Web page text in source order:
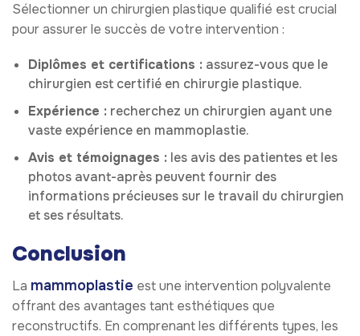
Sélectionner un chirurgien plastique qualifié est crucial
pour assurer le succès de votre intervention :
Diplômes et certifications : assurez-vous que le
chirurgien est certifié en chirurgie plastique.
Expérience : recherchez un chirurgien ayant une
vaste expérience en mammoplastie.
Avis et témoignages : les avis des patientes et les
photos avant-après peuvent fournir des
informations précieuses sur le travail du chirurgien
et ses résultats.
Conclusion
La mammoplastie est une intervention polyvalente
offrant des avantages tant esthétiques que
reconstructifs. En comprenant les différents types, les